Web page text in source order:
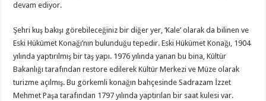
devam ediyor.
Şehri kuş bakışı görebileceğiniz bir diğer yer, ‘Kale’ olarak da bilinen ve
Eski Hükümet Konağı’nın bulunduğu tepedir. Eski Hükümet Konağı, 1904
yılında yaptırılmış bir taş yapı. 1976 yılında yanan bu bina, Kültür
Bakanlığı tarafından restore edilerek Kültür Merkezi ve Müze olarak
turizme açılmış. Bu görkemli konağın bahçesinde Sadrazam İzzet
Mehmet Paşa tarafından 1797 yılında yaptırılan bir saat kulesi var.